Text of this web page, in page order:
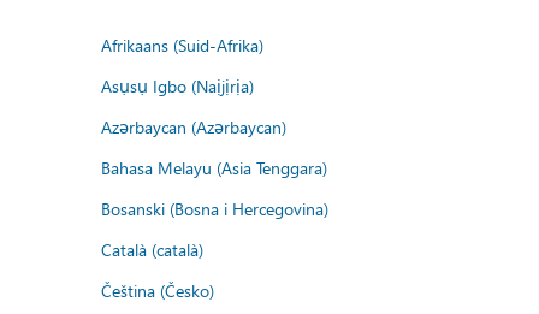
Afrikaans (Suid-Afrika)
Asụsụ Igbo (Naịjịrịa)
Azərbaycan (Azərbaycan)
Bahasa Melayu (Asia Tenggara)
Bosanski (Bosna i Hercegovina)
Català (català)
Čeština (Česko)